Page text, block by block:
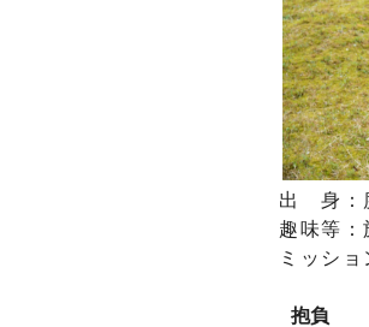
出 身：
趣味等：
ミッシ
抱負